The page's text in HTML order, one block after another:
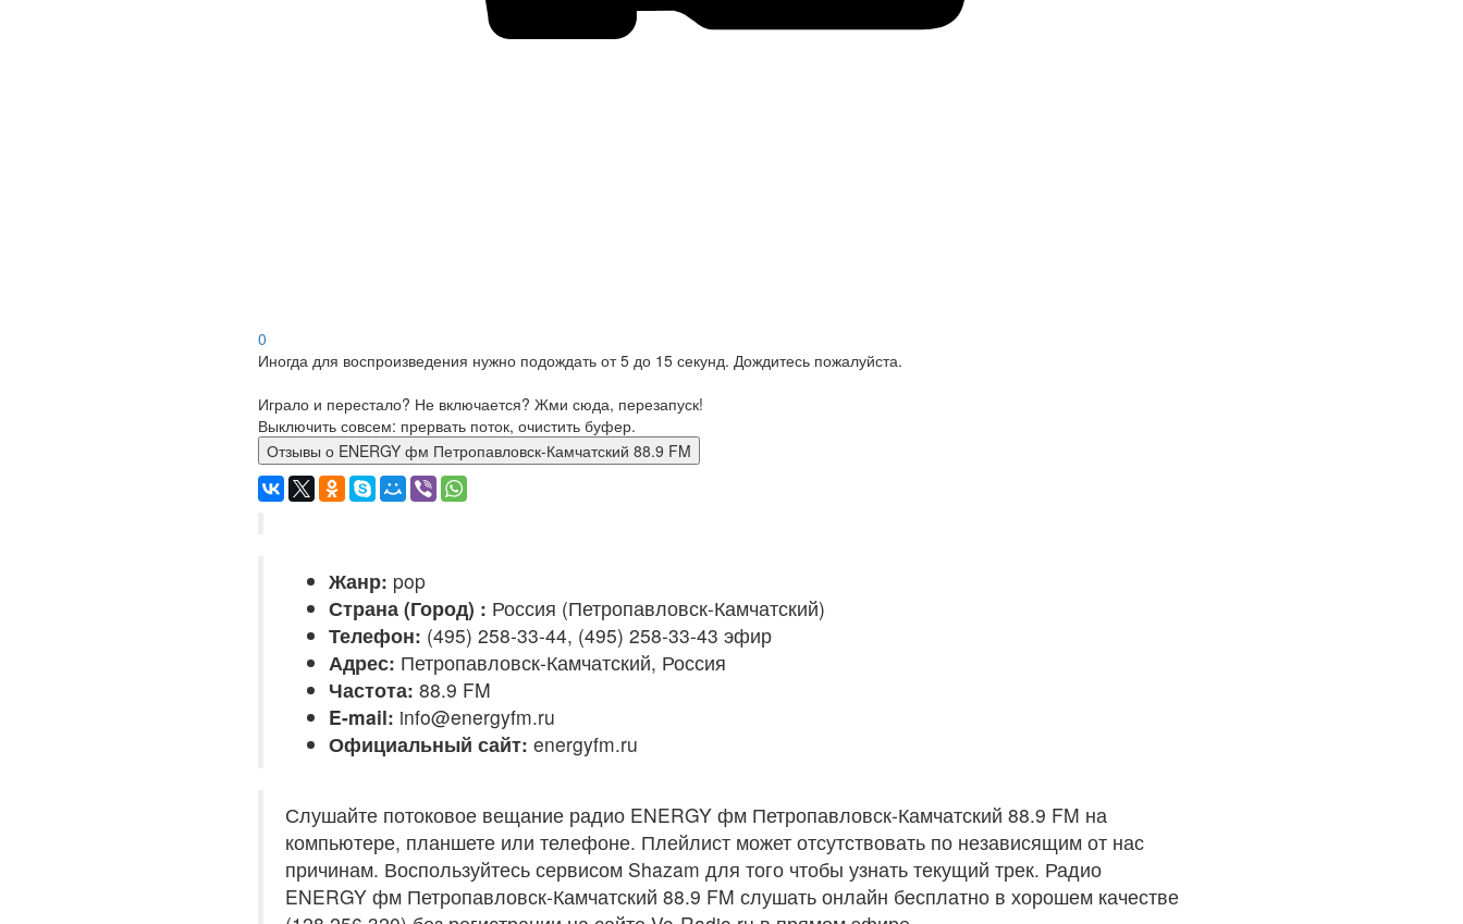
0
Иногда для воспроизведения нужно подождать от 5 до 15 секунд. Дождитесь пожалуйста.
Играло и перестало? Не включается? Жми сюда, перезапуск!
Выключить совсем: прервать поток, очистить буфер.
Отзывы о ENERGY фм Петропавловск-Камчатский 88.9 FM
Жанр: pop
Страна (Город) : Россия (Петропавловск-Камчатский)
Телефон: (495) 258-33-44, (495) 258-33-43 эфир
Адрес: Петропавловск-Камчатский, Россия
Частота: 88.9 FM
E-mail: info@energyfm.ru
Официальный сайт: energyfm.ru
Слушайте потоковое вещание радио ENERGY фм Петропавловск-Камчатский 88.9 FM на
компьютере, планшете или телефоне. Плейлист может отсутствовать по независящим от нас
причинам. Воспользуйтесь сервисом Shazam для того чтобы узнать текущий трек. Радио
ENERGY фм Петропавловск-Камчатский 88.9 FM слушать онлайн бесплатно в хорошем качестве